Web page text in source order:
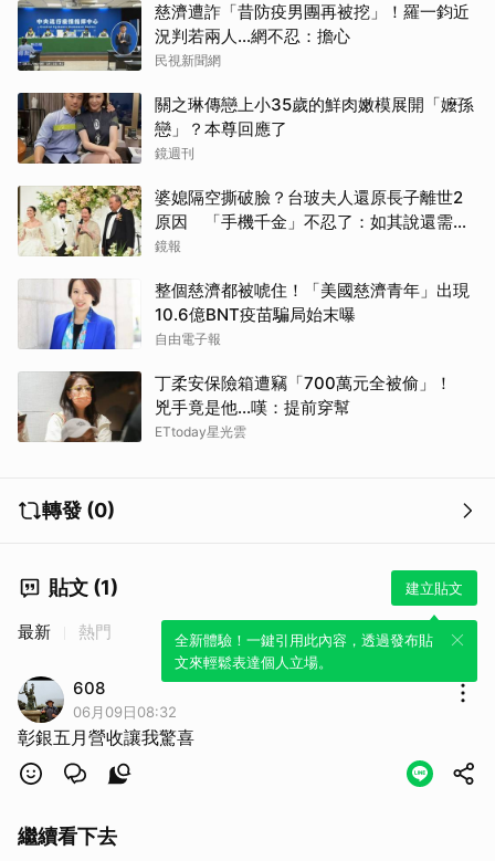
慈濟遭詐「昔防疫男團再被挖」！羅一鈞近
況判若兩人…網不忍：擔心
民視新聞網
關之琳傳戀上小35歲的鮮肉嫩模展開「嬤孫
戀」？本尊回應了
鏡週刊
婆媳隔空撕破臉？台玻夫人還原長子離世2
原因 「手機千金」不忍了：如其說還需要
離開嗎？
鏡報
整個慈濟都被唬住！「美國慈濟青年」出現
10.6億BNT疫苗騙局始末曝
自由電子報
丁柔安保險箱遭竊「700萬元全被偷」！
兇手竟是他...嘆：提前穿幫
ETtoday星光雲
轉發 (0)
貼文 (1) 建立貼文
全新體驗！一鍵引用此內容，透過發布貼
文來輕鬆表達個人立場。
最新 熱門
608
06月09日08:32
彰銀五月營收讓我驚喜
繼續看下去